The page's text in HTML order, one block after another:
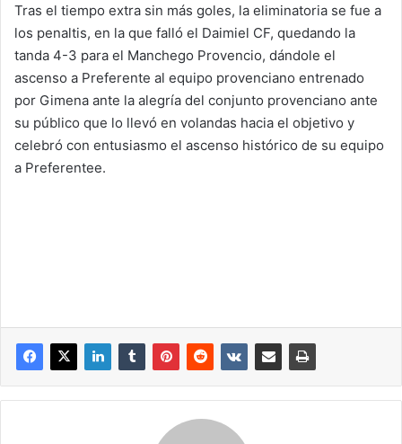
Tras el tiempo extra sin más goles, la eliminatoria se fue a
los penaltis, en la que falló el Daimiel CF, quedando la
tanda 4-3 para el Manchego Provencio, dándole el
ascenso a Preferente al equipo provenciano entrenado
por Gimena ante la alegría del conjunto provenciano ante
su público que lo llevó en volandas hacia el objetivo y
celebró con entusiasmo el ascenso histórico de su equipo
a Preferentee.